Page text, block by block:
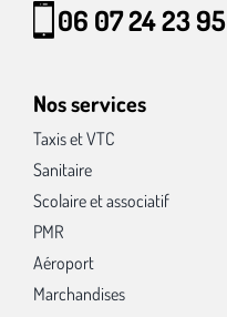
06 07 24 23 95
Nos services
Taxis et VTC
Sanitaire
Scolaire et associatif
PMR
Aéroport
Marchandises